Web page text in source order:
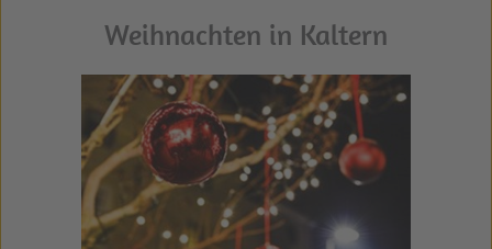
Weihnachten in Kaltern